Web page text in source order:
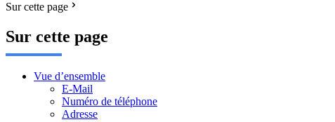
Sur cette page
Sur cette page
Vue d’ensemble
E-Mail
Numéro de téléphone
Adresse